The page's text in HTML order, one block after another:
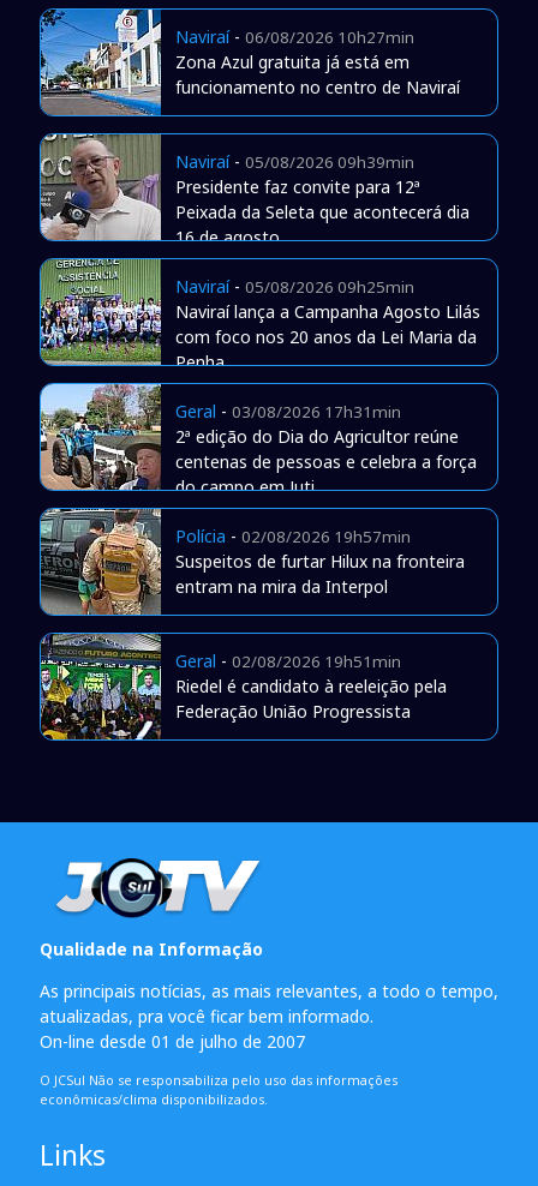
Naviraí- 06/08/2026 10h27min
Zona Azul gratuita já está em
funcionamento no centro de Naviraí
Naviraí- 05/08/2026 09h39min
Presidente faz convite para 12ª
Peixada da Seleta que acontecerá dia
16 de agosto
Naviraí- 05/08/2026 09h25min
Naviraí lança a Campanha Agosto Lilás
com foco nos 20 anos da Lei Maria da
Penha
Geral - 03/08/2026 17h31min
2ª edição do Dia do Agricultor reúne
centenas de pessoas e celebra a força
do campo em Juti
Polícia - 02/08/2026 19h57min
Suspeitos de furtar Hilux na fronteira
entram na mira da Interpol
Geral - 02/08/2026 19h51min
Riedel é candidato à reeleição pela
Federação União Progressista
Qualidade na Informação
As principais notícias, as mais relevantes, a todo o tempo,
atualizadas, pra você ficar bem informado.
On-line desde 01 de julho de 2007
O JCSul Não se responsabiliza pelo uso das informações
econômicas/clima disponibilizados.
Links